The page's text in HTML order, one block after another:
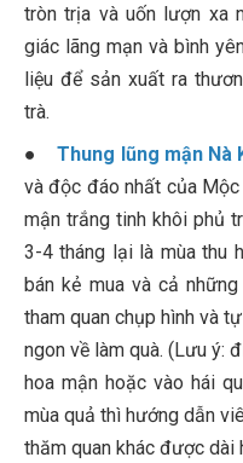
tròn trịa và uốn lượn xa
giác lãng mạn và bình
liệu để sản xuất ra
trà.
●Thung lũng mận Nà
và độc đáo nhất của Mộc
mận trắng tinh khôi phủ
3-4 tháng lại là mùa thu
bán kẻ mua và cả
tham quan chụp hình và
ngon về làm quà. (Lưu ý:
hoa mận hoặc vào hái
mùa quả thì hướng dẫn
thăm quan khác được dài